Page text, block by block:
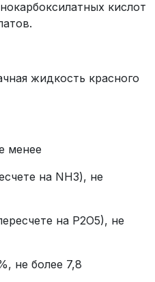
кислот
жидкость красного
менее
на NH3), не
на Р2О5), не
не более 7,8